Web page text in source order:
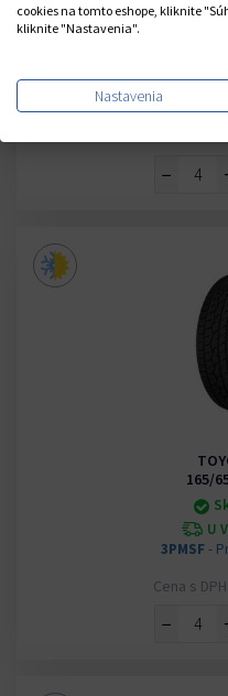
U
3PMSF
−
165/
U
3PMSF-
Cena s
−
cookies na tomto eshope, kliknite
kliknite "Nastavenia".
Nastavenia